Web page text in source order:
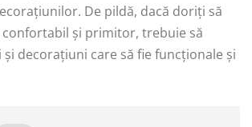
De pildă, dacă doriți să
și primitor, trebuie să
și decorațiuni care să fie funcționale și